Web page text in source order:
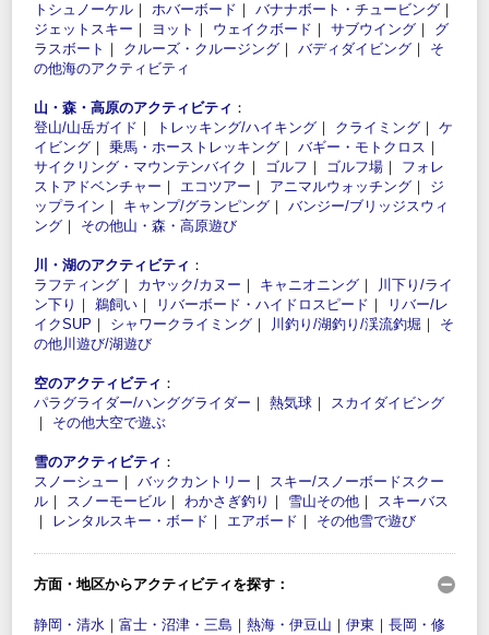
トシュノーケル ｜ ホバーボード ｜ バナナボート・チュービング ｜
ジェットスキー ｜ ヨット ｜ ウェイクボード ｜ サブウイング ｜ グ
ラスボート ｜ クルーズ・クルージング ｜ バディダイビング ｜ そ
の他海のアクティビティ
山・森・高原のアクティビティ ：
登山/山岳ガイド ｜ トレッキング/ハイキング ｜ クライミング ｜ ケ
イビング ｜ 乗馬・ホーストレッキング ｜ バギー・モトクロス ｜
サイクリング・マウンテンバイク ｜ ゴルフ ｜ ゴルフ場 ｜ フォレ
ストアドベンチャー ｜ エコツアー ｜ アニマルウォッチング ｜ ジ
ップライン ｜ キャンプ/グランピング ｜ バンジー/ブリッジスウィ
ング ｜ その他山・森・高原遊び
川・湖のアクティビティ ：
ラフティング ｜ カヤック/カヌー ｜ キャニオニング ｜
川下り/ライ
ン下り ｜ 鵜飼い ｜ リバーボード・ハイドロスピード ｜
リバー/レ
イクSUP ｜ シャワークライミング ｜ 川釣り/湖釣り/渓流釣堀 ｜ そ
の他川遊び/湖遊び
空のアクティビティ ：
パラグライダー/ハンググライダー ｜ 熱気球 ｜ スカイダイビング
｜ その他大空で遊ぶ
雪のアクティビティ ：
スノーシュー ｜ バックカントリー ｜ スキー/スノーボードスクー
ル ｜ スノーモービル ｜ わかさぎ釣り ｜ 雪山その他 ｜ スキーバス
｜
レンタルスキー・ボード ｜ エアボード ｜ その他雪で遊び
方面・地区からアクティビティを探す：
静岡・清水 ｜ 富士・沼津・三島 ｜ 熱海・伊豆山 ｜ 伊東 ｜ 長岡・修